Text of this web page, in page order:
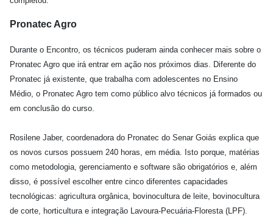
Pronatec Agro
Durante o Encontro, os técnicos puderam ainda conhecer mais sobre o
Pronatec Agro que irá entrar em ação nos próximos dias. Diferente do
Pronatec já existente, que trabalha com adolescentes no Ensino
Médio, o Pronatec Agro tem como público alvo técnicos já formados ou
em conclusão do curso.
Rosilene Jaber, coordenadora do Pronatec do Senar Goiás explica que
os novos cursos possuem 240 horas, em média. Isto porque, matérias
como metodologia, gerenciamento e software são obrigatórios e, além
disso, é possível escolher entre cinco diferentes capacidades
tecnológicas: agricultura orgânica, bovinocultura de leite, bovinocultura
de corte, horticultura e integração Lavoura-Pecuária-Floresta (LPF).